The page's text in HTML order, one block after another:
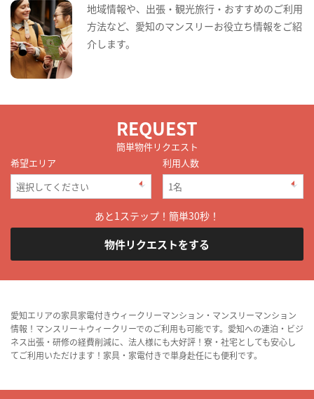
地域情報や、出張・観光旅行・おすすめのご利用
方法など、愛知のマンスリーお役立ち情報をご紹
介します。
REQUEST
簡単物件リクエスト
希望エリア
利用人数
あと1ステップ！簡単30秒！
物件リクエストをする
愛知エリアの家具家電付きウィークリーマンション・マンスリーマンション
情報！マンスリー＋ウィークリーでのご利用も可能です。愛知への連泊・ビジ
ネス出張・研修の経費削減に、法人様にも大好評！寮・社宅としても安心し
てご利用いただけます！家具・家電付きで単身赴任にも便利です。